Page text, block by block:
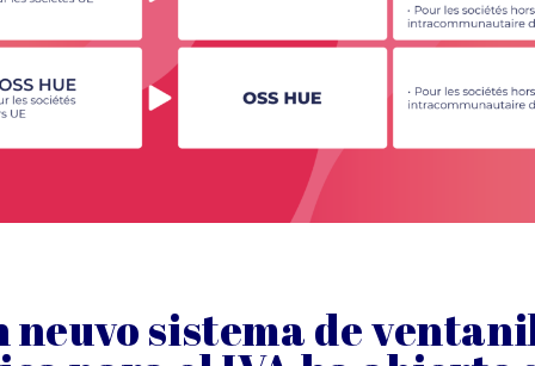
neuvo sistema de